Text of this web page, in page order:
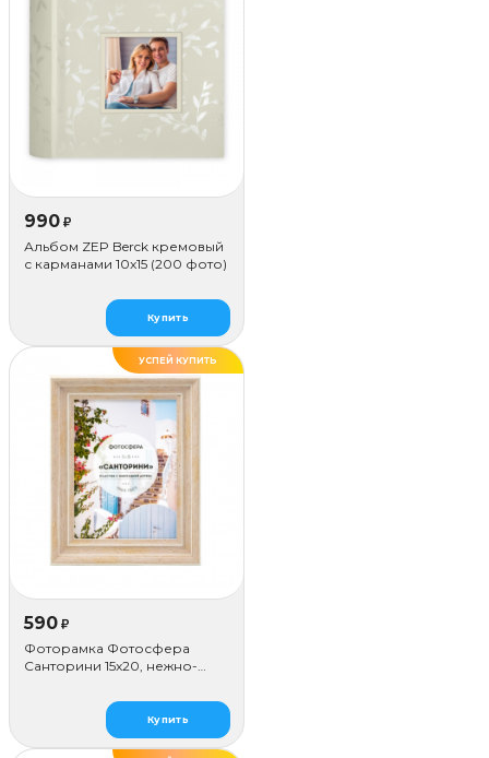
990 ₽
Альбом ZEP Berck кремовый
с карманами 10x15 (200 фото)
Купить
УСПЕЙ КУПИТЬ
ДЕЛАЕМ САМИ
590 ₽
Фоторамка Фотосфера
Санторини 15x20, нежно-
Купить